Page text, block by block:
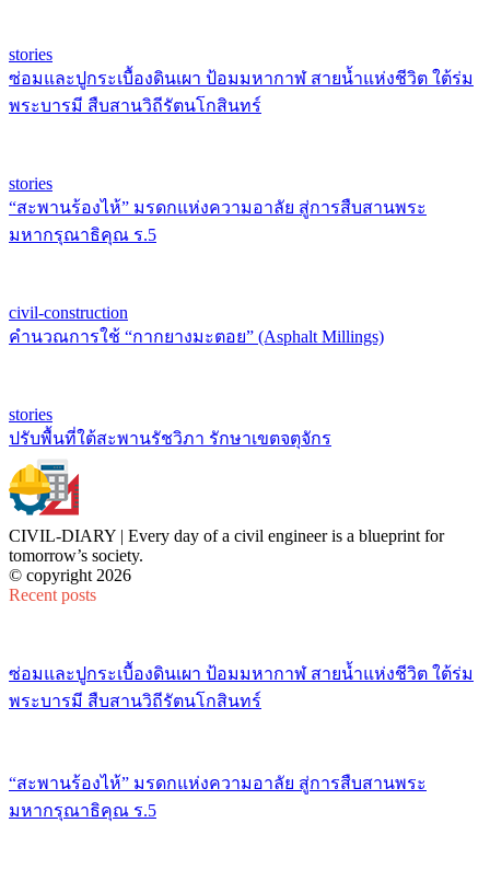
stories
ซ่อมและปูกระเบื้องดินเผา ป้อมมหากาฬ สายน้ำแห่งชีวิต ใต้ร่ม
พระบารมี สืบสานวิถีรัตนโกสินทร์
stories
“สะพานร้องไห้” มรดกแห่งความอาลัย สู่การสืบสานพระ
มหากรุณาธิคุณ ร.5
civil-construction
คำนวณการใช้ “กากยางมะตอย” (Asphalt Millings)
stories
ปรับพื้นที่ใต้สะพานรัชวิภา รักษาเขตจตุจักร
CIVIL-DIARY | Every day of a civil engineer is a blueprint for
tomorrow’s society.
© copyright 2026
Recent posts
ซ่อมและปูกระเบื้องดินเผา ป้อมมหากาฬ สายน้ำแห่งชีวิต ใต้ร่ม
พระบารมี สืบสานวิถีรัตนโกสินทร์
“สะพานร้องไห้” มรดกแห่งความอาลัย สู่การสืบสานพระ
มหากรุณาธิคุณ ร.5